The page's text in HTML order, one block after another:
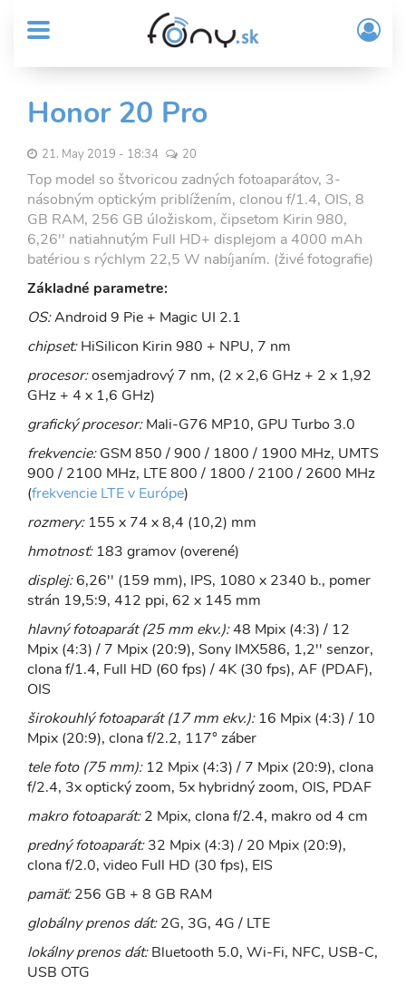
obsah
MENU
Sub
Header
menu
User
account
menu
/
Honor 20 Pro
21. May 2019 - 18:34 20
Top model so štvoricou zadných fotoaparátov, 3-
násobným optickým priblížením, clonou f/1.4, OIS, 8
GB RAM, 256 GB úložiskom, čipsetom Kirin 980,
6,26'' natiahnutým Full HD+ displejom a 4000 mAh
batériou s rýchlym 22,5 W nabíjaním. (živé fotografie)
Základné parametre:
OS:Android 9 Pie + Magic UI 2.1
chipset:HiSilicon Kirin 980 + NPU, 7 nm
procesor:osemjadrový 7 nm, (2 x 2,6 GHz + 2 x 1,92
GHz + 4 x 1,6 GHz)
grafický procesor:Mali-G76 MP10, GPU Turbo 3.0
frekvencie:GSM 850 / 900 / 1800 / 1900 MHz, UMTS
900 / 2100 MHz, LTE 800 / 1800 / 2100 / 2600 MHz
(frekvencie LTE v Európe)
rozmery:155 x 74 x 8,4 (10,2) mm
hmotnosť:183 gramov (overené)
displej:6,26'' (159 mm), IPS, 1080 x 2340 b., pomer
strán 19,5:9, 412 ppi, 62 x 145 mm
hlavný fotoaparát (25 mm ekv.):48 Mpix (4:3) / 12
Mpix (4:3) / 7 Mpix (20:9), Sony IMX586, 1,2'' senzor,
clona f/1.4, Full HD (60 fps) / 4K (30 fps), AF (PDAF),
OIS
širokouhlý fotoaparát (17 mm ekv.):16 Mpix (4:3) / 10
Mpix (20:9), clona f/2.2, 117° záber
tele foto (75 mm):12 Mpix (4:3) / 7 Mpix (20:9), clona
f/2.4, 3x optický zoom, 5x hybridný zoom, OIS, PDAF
makro fotoaparát:2 Mpix, clona f/2.4, makro od 4 cm
predný fotoaparát:32 Mpix (4:3) / 20 Mpix (20:9),
clona f/2.0, video Full HD (30 fps), EIS
pamäť:256 GB + 8 GB RAM
globálny prenos dát:2G, 3G, 4G / LTE
lokálny prenos dát:Bluetooth 5.0, Wi-Fi, NFC, USB-C,
USB OTG